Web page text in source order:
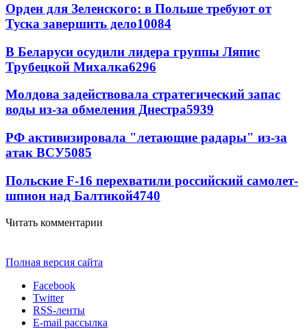
Орден для Зеленского: в Польше требуют от
Туска завершить дело10084
В Беларуси осудили лидера группы Ляпис
Трубецкой Михалка6296
Молдова задействовала стратегический запас
воды из-за обмеления Днестра5939
РФ активизировала "летающие радары" из-за
атак ВСУ5085
Польские F-16 перехватили российский самолет-
шпион над Балтикой4740
Читать комментарии
Полная версия сайта
Facebook
Twitter
RSS-ленты
E-mail рассылка